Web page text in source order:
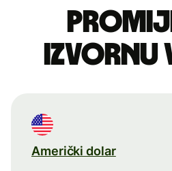
izvornu
Američki dolar